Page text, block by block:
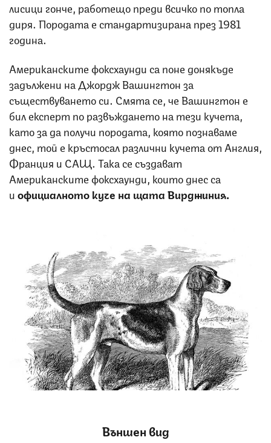
лисици гонче, работещо преди всичко по топла
диря. Породата е стандартизирана през 1981
година.
Американските фоксхаунди са поне донякъде
задължени на Джордж Вашингтон за
съществуването си. Смята се, че Вашингтон е
бил експерт по развъждането на тези кучета,
като за да получи породата, която познаваме
днес, той е кръстосал различни кучета от Англия,
Франция и САЩ. Така се създават
Американските фоксхаунди, които днес са
иофициалното куче на щата Вирджиния.
Външен вид